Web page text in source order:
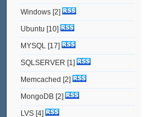
Windows[2]
Ubuntu [10]
MYSQL [17]
SQLSERVER [1]
Memcached [2]
MongoDB[2]
LVS[4]